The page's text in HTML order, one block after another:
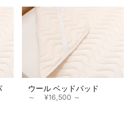
ウール ベッドバッド
～ ¥16,500